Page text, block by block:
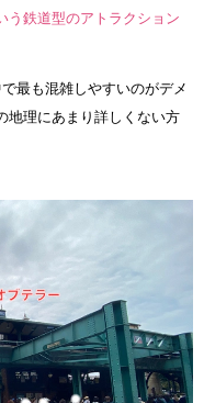
う鉄道型のアトラクション
最も混雑しやすいのがデメ
地理にあまり詳しくない方